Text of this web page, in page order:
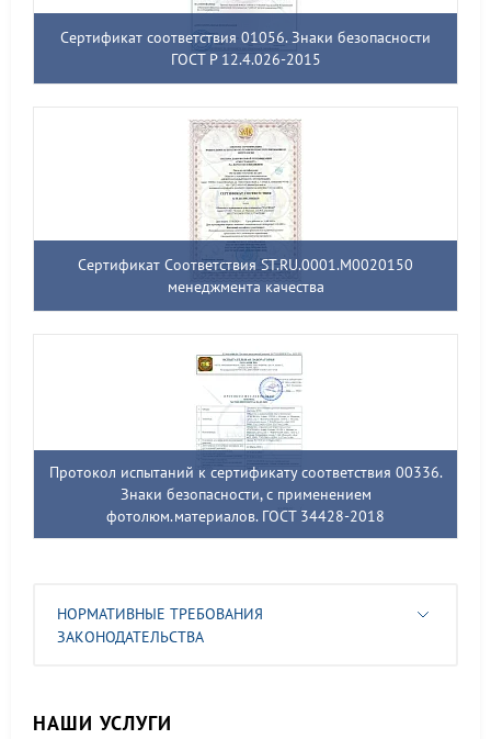
Сертификат соответствия 01056. Знаки безопасности
ГОСТ Р 12.4.026-2015
Сертификат Соответствия ST.RU.0001.M0020150
менеджмента качества
Протокол испытаний к сертификату соответствия 00336.
Знаки безопасности, с применением
фотолюм.материалов. ГОСТ 34428-2018
НОРМАТИВНЫЕ ТРЕБОВАНИЯ
ЗАКОНОДАТЕЛЬСТВА
НАШИ УСЛУГИ